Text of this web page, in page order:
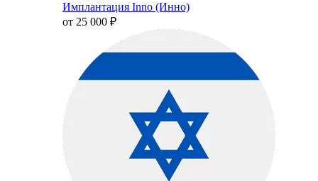
Имплантация Inno (Инно)
от 25 000 ₽